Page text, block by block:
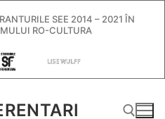
SEE 2014 – 2021 ÎN
RO-CULTURA